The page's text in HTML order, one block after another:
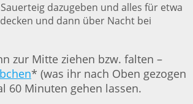
dazugeben und alles für etwa
und dann über Nacht bei
zur Mitte ziehen bzw. falten –
* (was ihr nach Oben gezogen
60 Minuten gehen lassen.